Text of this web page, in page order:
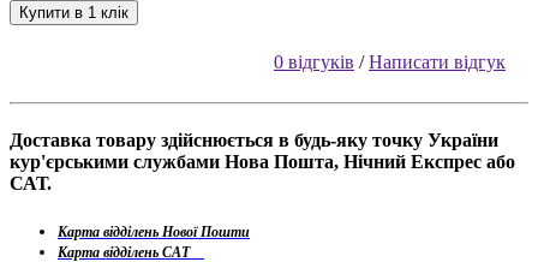
Купити в 1 клік
0 відгуків /Написати відгук
Доставка товару здійснюється в будь-яку точку України
кур'єрськими службами Нова Пошта, Нічний Експрес або
САТ.
Карта відділень Нової Пошти
Карта відділень САТ